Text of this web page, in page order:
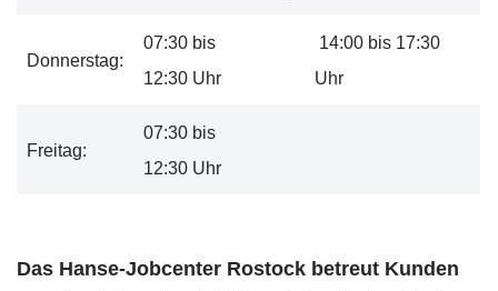
Donnerstag:
07:30 bis
12:30 Uhr
14:00 bis 17:30
Uhr
Freitag:
07:30 bis
12:30 Uhr
Das Hanse-Jobcenter Rostock betreut Kunden